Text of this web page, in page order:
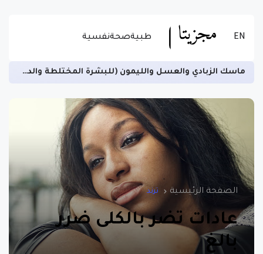
EN طبيةصحةنفسية
زيادة الخصوبة لدى الرجال ومنع العقم وتسهيل الهضم -اقرأ المزيد عن الاستخدام الصحيح للسمسم
الصفحة الرئيسية ترند
عادات تضر بالكلى ضرر
بالغ